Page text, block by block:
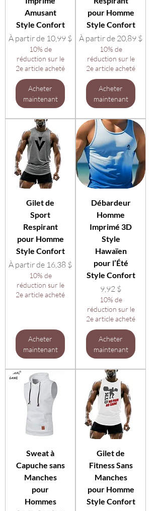
Amusant
Style Confort
À partir de 10,99 $
Prix promotionnel
10% de
réduction sur le
2e article acheté
Acheter
maintenant
pour Homme
Style Confort
À partir de 20,89 $
Prix promotionnel
10% de
réduction sur le
2e article acheté
Acheter
maintenant
Gilet de
Sport
Respirant
pour Homme
Style Confort
À partir de 16,38 $
Prix promotionnel
10% de
réduction sur le
2e article acheté
Acheter
maintenant
Débardeur
Homme
Imprimé 3D
Style
Hawaïen
pour l’Été
Style Confort
Prix
9,92 $
10% de
réduction sur le
2e article acheté
Acheter
maintenant
Sweat à
Capuche sans
Manches
pour
Hommes
Gilet de
Fitness Sans
Manches
pour Homme
Style Confort